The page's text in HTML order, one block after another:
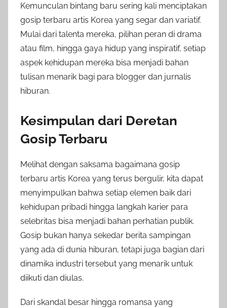
Kemunculan bintang baru sering kali menciptakan
gosip terbaru artis Korea yang segar dan variatif.
Mulai dari talenta mereka, pilihan peran di drama
atau film, hingga gaya hidup yang inspiratif, setiap
aspek kehidupan mereka bisa menjadi bahan
tulisan menarik bagi para blogger dan jurnalis
hiburan.
Kesimpulan dari Deretan
Gosip Terbaru
Melihat dengan saksama bagaimana gosip
terbaru artis Korea yang terus bergulir, kita dapat
menyimpulkan bahwa setiap elemen baik dari
kehidupan pribadi hingga langkah karier para
selebritas bisa menjadi bahan perhatian publik.
Gosip bukan hanya sekedar berita sampingan
yang ada di dunia hiburan, tetapi juga bagian dari
dinamika industri tersebut yang menarik untuk
diikuti dan diulas.
Dari skandal besar hingga romansa yang